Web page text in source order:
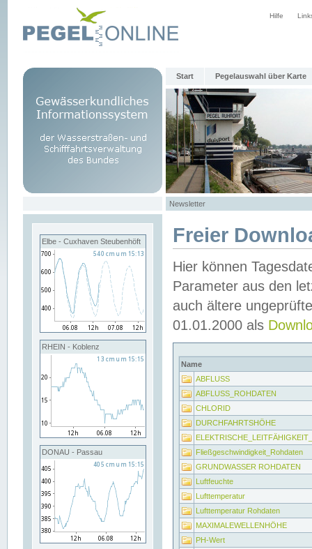
Hilfe
Start Pegelauswahl über Karte
Newsletter
Elbe - Cuxhaven Steubenhöft
RHEIN - Koblenz
DONAU - Passau
Freier
Hier können
Parameter aus den
auch ältere
01.01.2000 als
Name
ABFLUSS
ABFLUSS_ROHDATEN
CHLORID
DURCHFAHRTSHÖHE
Fließgeschwindigkeit_Rohdaten
GRUNDWASSER ROHDATEN
Luftfeuchte
Lufttemperatur
Lufttemperatur Rohdaten
MAXIMALEWELLENHÖHE
PH-Wert